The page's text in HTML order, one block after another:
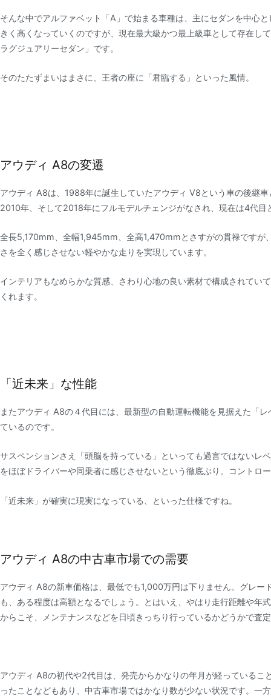
そんな中でアルファベット「A」で始まる車種は、主にセダンを中心
きく高くなっていくのですが、現在最大級かつ最上級車として存在
ラグジュアリーセダン」です。
そのたたずまいはまさに、王者の座に「君臨する」といった風情。
アウディ A8の変遷
アウディ A8は、1988年に誕生していたアウディ V8という車の後継
2010年、そして2018年にフルモデルチェンジがなされ、現在は4代目
全長5,170mm、全幅1,945mm、全高1,470mmとさすがの貫禄ですが
さを全く感じさせない軽やかな走りを実現しています。
インテリアもなめらかな質感、さわり心地の良い素材で構成されてい
くれます。
「近未来」な性能
またアウディ A8の４代目には、最新型の自動運転機能を見据えた「
ているのです。
サスペンションさえ「頭脳を持っている」といっても過言ではないレ
をほぼドライバーや同乗者に感じさせないという徹底ぶり。コントロ
「近未来」が確実に現実になっている、といった仕様ですね。
アウディ A8の中古車市場での需要
アウディ A8の新車価格は、最低でも1,000万円は下りません。グレ
も、ある程度は高額となるでしょう。とはいえ、やはり走行距離や
からこそ、メンテナンスなどを日頃きっちり行っているかどうかで査
アウディ A8の初代や2代目は、発売からかなりの年月が経っている
ったことなどもあり、中古車市場ではかなり数が少ない状況です。